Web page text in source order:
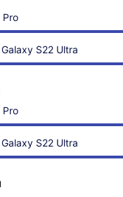
Pro
S22 Ultra
Pro
S22 Ultra